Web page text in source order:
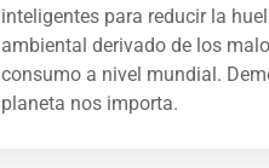
inteligentes para reducir la
ambiental derivado de los
consumo a nivel mundial.
planeta nos importa.